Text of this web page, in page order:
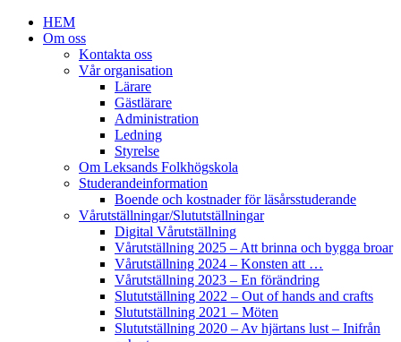
HEM
Om oss
Kontakta oss
Vår organisation
Lärare
Gästlärare
Administration
Ledning
Styrelse
Om Leksands Folkhögskola
Studerandeinformation
Boende och kostnader för läsårsstuderande
Vårutställningar/Slututställningar
Digital Vårutställning
Vårutställning 2025 – Att brinna och bygga broar
Vårutställning 2024 – Konsten att …
Vårutställning 2023 – En förändring
Slututställning 2022 – Out of hands and crafts
Slututställning 2021 – Möten
Slututställning 2020 – Av hjärtans lust – Inifrån